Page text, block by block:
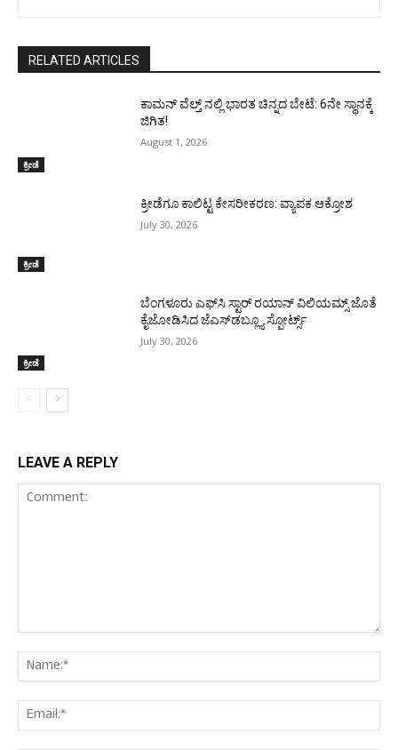
RELATED ARTICLES
ಕ್ರೀಡೆ
ಕಾಮನ್ ವೆಲ್ತ್ ನಲ್ಲಿ ಭಾರತ ಚಿನ್ನದ ಬೇಟೆ: 6ನೇ ಸ್ಥಾನಕ್ಕೆ
ಜಿಗಿತ!
August 1, 2026
ಕ್ರೀಡೆ
ಕ್ರೀಡೆಗೂ ಕಾಲಿಟ್ಟ ಕೇಸರೀಕರಣ: ವ್ಯಾಪಕ ಆಕ್ರೋಶ
July 30, 2026
ಕ್ರೀಡೆ
ಬೆಂಗಳೂರು ಎಫ್‌ಸಿ ಸ್ಟಾರ್ ರಯಾನ್ ವಿಲಿಯಮ್ಸ್ ಜೊತೆ
ಕೈಜೋಡಿಸಿದ ಜೆಎಸ್‌ಡಬ್ಲ್ಯೂ ಸ್ಪೋರ್ಟ್ಸ್
July 30, 2026
LEAVE A REPLY